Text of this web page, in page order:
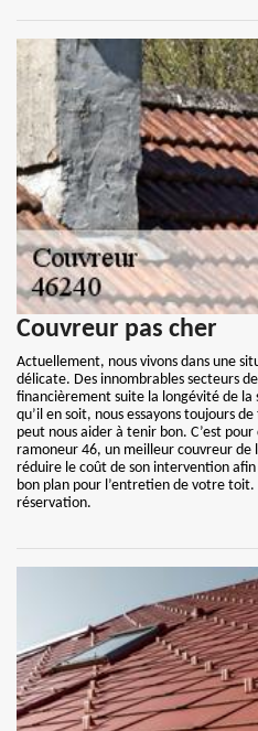
Couvreur pas cher
Actuellement, nous vivons dans une
délicate. Des innombrables secteurs
financièrement suite la longévité de
qu’il en soit, nous essayons toujours
peut nous aider à tenir bon. C’est
ramoneur 46, un meilleur couvreur de
réduire le coût de son intervention
bon plan pour l’entretien de votre
réservation.